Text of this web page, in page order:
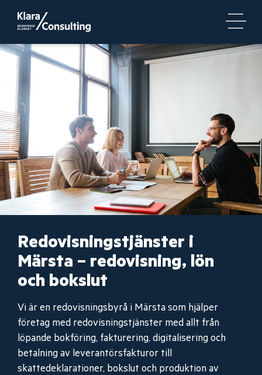
Redovisningstjänster i
Märsta – redovisning, lön
och bokslut
Vi är en redovisningsbyrå i Märsta som hjälper
företag med redovisningstjänster med allt från
löpande bokföring, fakturering, digitalisering och
betalning av leverantörsfakturor till
skattedeklarationer, bokslut och produktion av